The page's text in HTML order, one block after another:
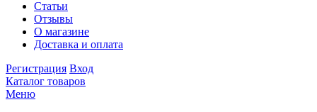
Статьи
Отзывы
О магазине
Доставка и оплата
Регистрация Вход
Каталог товаров
Меню